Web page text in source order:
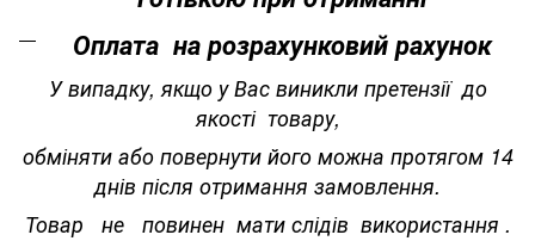
Оплата на розрахунковий рахунок
У випадку, якщо у Вас виникли претензії до
якості товару,
обміняти або повернути його можна протягом 14
днів після отримання замовлення.
Товар не повинен мати слідів використання .